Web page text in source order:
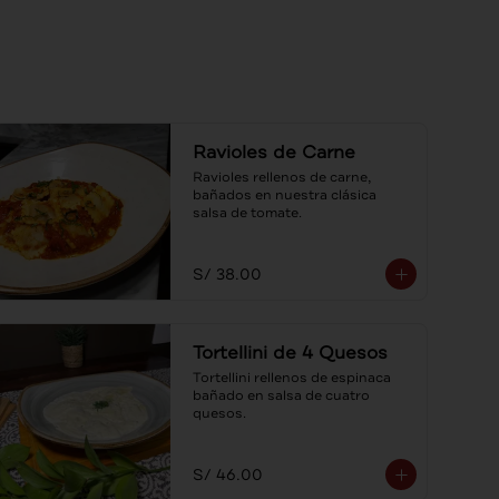
Ravioles de Carne
Ravioles rellenos de carne,
bañados en nuestra clásica
salsa de tomate.
S/ 38.00
Tortellini de 4 Quesos
Tortellini rellenos de espinaca
bañado en salsa de cuatro
quesos.
S/ 46.00